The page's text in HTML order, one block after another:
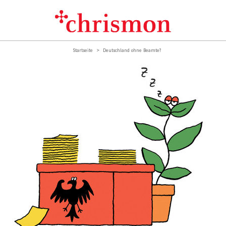
Startseite Deutschland ohne Beamte?